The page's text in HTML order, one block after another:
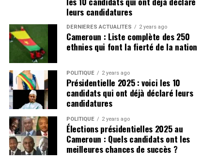
leurs candidatures
DERNIÈRES ACTUALITÉS 2 years ago
Cameroun : Liste complète des 250
ethnies qui font la fierté de la nation
POLITIQUE 2 years ago
Présidentielle 2025 : voici les 10
candidats qui ont déjà déclaré leurs
candidatures
POLITIQUE 2 years ago
Élections présidentielles 2025 au
Cameroun : Quels candidats ont les
meilleures chances de succès ?